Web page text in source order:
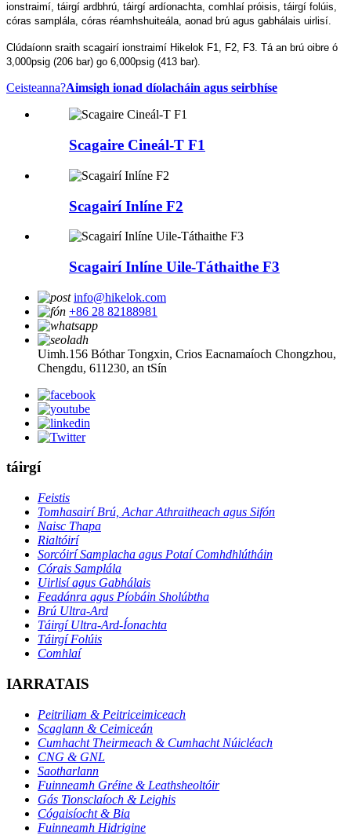
ionstraimí, táirgí ardbhrú, táirgí ardíonachta, comhlaí próisis, táirgí folúis,
córas samplála, córas réamhshuiteála, aonad brú agus gabhálais uirlisí.
Clúdaíonn sraith scagairí ionstraimí Hikelok F1, F2, F3. Tá an brú oibre ó
3,000psig (206 bar) go 6,000psig (413 bar).
Ceisteanna?Aimsigh ionad díolacháin agus seirbhíse
Scagaire Cineál-T F1
Scagairí Inlíne F2
Scagairí Inlíne Uile-Táthaithe F3
info@hikelok.com
+86 28 82188981
Uimh.156 Bóthar Tongxin, Crios Eacnamaíoch Chongzhou,
Chengdu, 611230, an tSín
táirgí
Feistis
Tomhasairí Brú, Achar Athraitheach agus Sifón
Naisc Thapa
Rialtóirí
Sorcóirí Samplacha agus Potaí Comhdhlútháin
Córais Samplála
Uirlisí agus Gabhálais
Feadánra agus Píobáin Sholúbtha
Brú Ultra-Ard
Táirgí Ultra-Ard-Íonachta
Táirgí Folúis
Comhlaí
IARRATAIS
Peitriliam & Peitriceimiceach
Scaglann & Ceimiceán
Cumhacht Theirmeach & Cumhacht Núicléach
CNG & GNL
Saotharlann
Fuinneamh Gréine & Leathsheoltóir
Gás Tionsclaíoch & Leighis
Cógaisíocht & Bia
Fuinneamh Hidrigine